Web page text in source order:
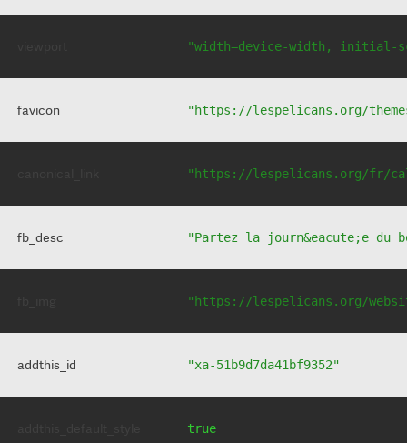
"width=device-width, initial-
favicon "https://lespelicans.org/
"https://lespelicans.org/fr/
fb_desc "Partez la journ&eacute;e du
"https://lespelicans.org/
addthis_id "xa-51b9d7da41bf9352"
true